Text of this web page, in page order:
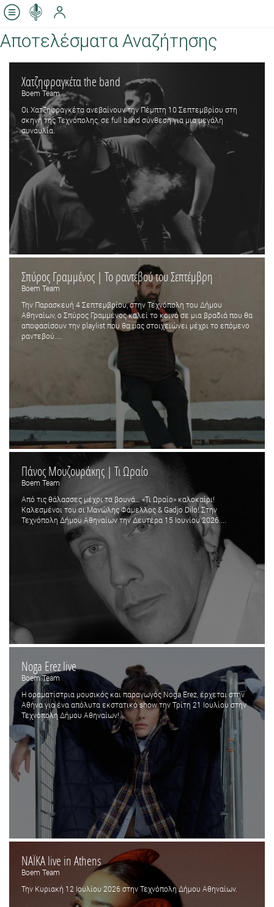
Αποτελέσματα Αναζήτησης
Χατζηφραγκέτα the band
Boem Team
Οι Χατζηφραγκέτα ανεβαίνουν την Πέμπτη 10 Σεπτεμβρίου στη
σκηνή της Τεχνόπολης, σε full band σύνθεση για μια μεγάλη
συναυλία.
Σπύρος Γραμμένος | Το ραντεβού του Σεπτέμβρη
Boem Team
Την Παρασκευή 4 Σεπτεμβρίου, στην Τεχνόπολη του Δήμου
Αθηναίων, ο Σπύρος Γραμμένος καλεί το κοινό σε μια βραδιά που θα
αποφασίσουν την playlist που θα μας στοιχειώνει μέχρι το επόμενο
ραντεβού....
Πάνος Μουζουράκης | Τι Ωραίο
Boem Team
Από τις θάλασσες μέχρι τα βουνά… «Τι Ωραίο» καλοκαίρι!
Καλεσμένοι του οι Μανώλης Φάμελλος & Gadjo Dilo! Στην
Τεχνόπολη Δήμου Αθηναίων την Δευτέρα 15 Ιουνίου 2026....
Noga Erez live
Boem Team
Η οραματίστρια μουσικός και παραγωγός Noga Erez, έρχεται στην
Αθήνα για ένα απόλυτα εκστατικό show την Τρίτη 21 Ιουλίου στην
Τεχνόπολη Δήμου Αθηναίων!...
NAΪKA live in Athens
Boem Team
Την Κυριακή 12 Ιουλίου 2026 στην Τεχνόπολη Δήμου Αθηναίων.